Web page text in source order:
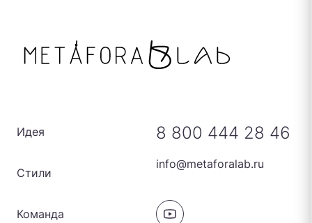
Идея
Стили
Команда
8 800 444 28 46
info@metaforalab.ru